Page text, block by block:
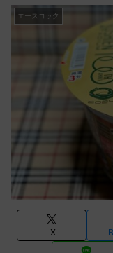
エースコック
X